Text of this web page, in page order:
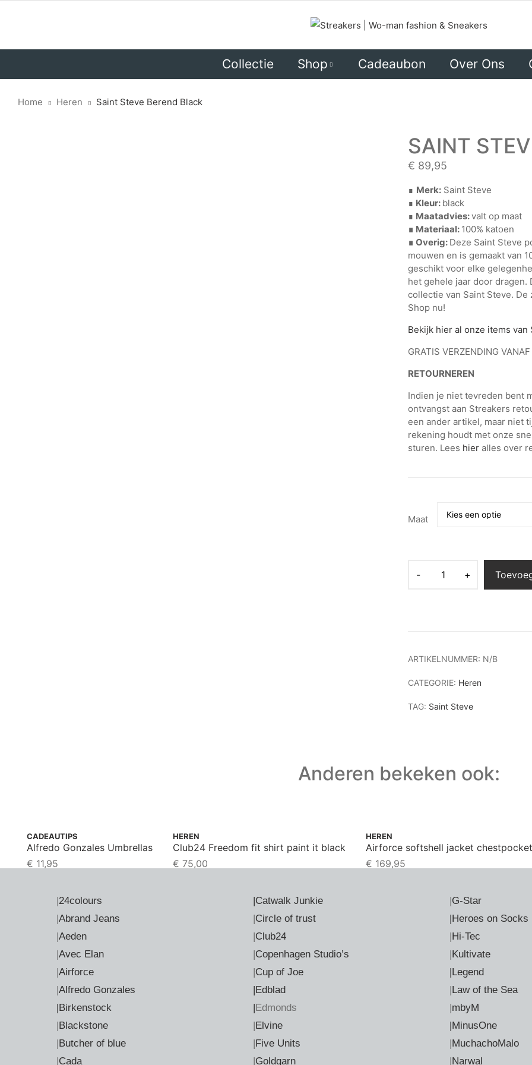
Collectie Shop Cadeaubon Over Ons
Home Heren Saint Steve Berend Black
SAINT
€ 89,95
∎ Merk: Saint Steve
∎ Kleur: black
∎ Maatadvies:valt op maat
∎ Materiaal: 100% katoen
∎ Overig: Deze Saint Steve
mouwen en is gemaakt van
geschikt voor elke
het gehele jaar door dragen.
collectie van Saint Steve.
Shop nu!
Bekijk hier al onze items van
GRATIS VERZENDING
RETOURNEREN
Indien je niet tevreden bent
ontvangst aan Streakers
een ander artikel, maar niet
rekening houdt met onze
sturen. Lees hier alles over
Maat
ARTIKELNUMMER: N/B
CATEGORIE: Heren
TAG: Saint Steve
Anderen bekeken ook:
CADEAUTIPS
Alfredo Gonzales Umbrellas
€ 11,95
HEREN
Club24 Freedom fit shirt paint it black
€ 75,00
HEREN
Airforce softshell jacket
€ 169,95
24colours
Abrand Jeans
Aeden
Avec Elan
Airforce
Alfredo Gonzales
|Birkenstock
Blackstone
Butcher of blue
Cada
Catwalk Junkie
Circle of trust
Club24
Copenhagen Studio’s
Cup of Joe
|Edblad
Edmonds
Elvine
Five Units
Goldgarn
G-Star
|Heroes on Socks
Hi-Tec
Kultivate
|Legend
Law of the Sea
mbyM
|MinusOne
MuchachoMalo
Narwal